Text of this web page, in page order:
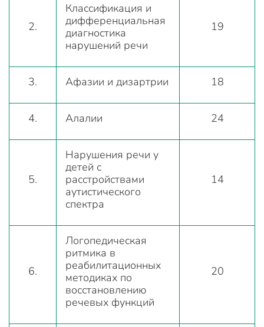
2.
Классификация и
дифференциальная
диагностика
нарушений речи
19
3. Афазии и дизартрии 18
4. Алалии 24
5.
Нарушения речи у
детей с
расстройствами
аутистического
спектра
14
6.
Логопедическая
ритмика в
реабилитационных
методиках по
восстановлению
речевых функций
20